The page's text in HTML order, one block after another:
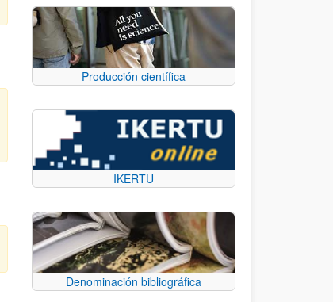
Producción científica
IKERTU
Denominación bibliográfica